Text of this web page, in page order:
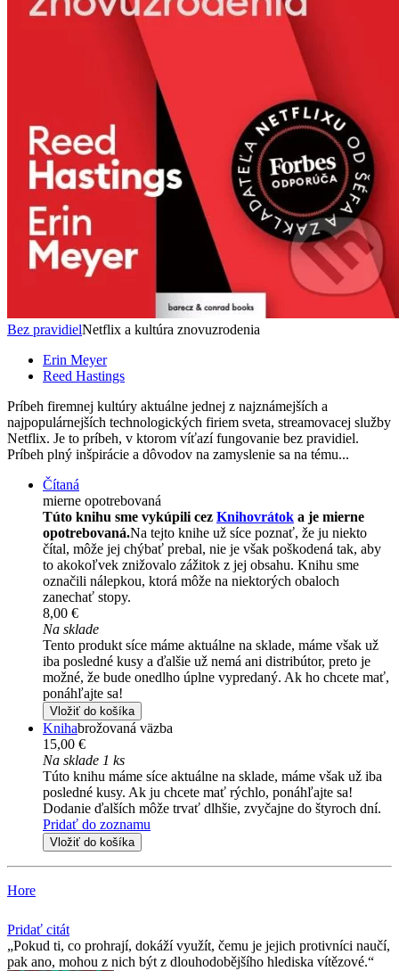
Bez pravidielNetflix a kultúra znovuzrodenia
Erin Meyer
Reed Hastings
Príbeh firemnej kultúry aktuálne jednej z najznámejších a
najpopulárnejších technologických firiem sveta, streamovacej služby
Netflix. Je to príbeh, v ktorom víťazí fungovanie bez pravidiel.
Príbeh plný inšpirácie a dôvodov na zamyslenie sa na tému...
Čítaná
mierne opotrebovaná
Túto knihu sme vykúpili cez Knihovrátok a je mierne
opotrebovaná.Na tejto knihe už síce poznať, že ju niekto
čítal, môže jej chýbať prebal, nie je však poškodená tak, aby
to akokoľvek znižovalo zážitok z jej obsahu. Knihu sme
označili nálepkou, ktorá môže na niektorých obaloch
zanechať stopy.
8,00 €
Na sklade
Tento produkt síce máme aktuálne na sklade, máme však už
iba posledné kusy a ďalšie už nemá ani distribútor, preto je
možné, že bude onedlho úplne vypredaný. Ak ho chcete mať,
ponáhľajte sa!
Vložiť do košíka
Knihabrožovaná väzba
15,00 €
Na sklade 1 ks
Túto knihu máme síce aktuálne na sklade, máme však už iba
posledné kusy. Ak ju chcete mať rýchlo, ponáhľajte sa!
Dodanie ďalších môže trvať dlhšie, zvyčajne do štyroch dní.
Pridať do zoznamu
Vložiť do košíka
Hore
Pridať citát
Pokud ti, co prohrají, dokáží využít, čemu je jejich protivníci naučí,
pak ano, mohou z nich být z dlouhodobějšího hlediska vítězové.